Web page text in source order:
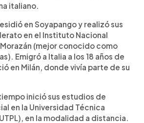
italiano.
en Soyapango y realizó sus
en el Instituto Nacional
(mejor conocido como
Emigró a Italia a los 18 años de
en Milán, donde vivía parte de su
inició sus estudios de
en la Universidad Técnica
en la modalidad a distancia.